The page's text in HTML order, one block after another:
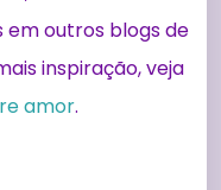
outros blogs de
inspiração, veja
amor.